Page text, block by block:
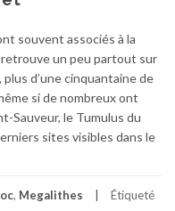
souvent associés à la
un peu partout sur
d’une cinquantaine de
si de nombreux ont
Sauveur, le Tumulus du
sites visibles dans le
, Megalithes Étiqueté